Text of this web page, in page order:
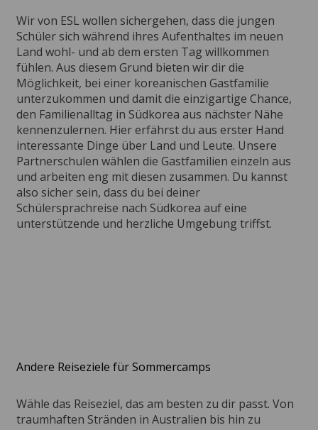
Wir von ESL wollen sichergehen, dass die jungen
Schüler sich während ihres Aufenthaltes im neuen
Land wohl- und ab dem ersten Tag willkommen
fühlen. Aus diesem Grund bieten wir dir die
Möglichkeit, bei einer koreanischen Gastfamilie
unterzukommen und damit die einzigartige Chance,
den Familienalltag in Südkorea aus nächster Nähe
kennenzulernen. Hier erfährst du aus erster Hand
interessante Dinge über Land und Leute. Unsere
Partnerschulen wählen die Gastfamilien einzeln aus
und arbeiten eng mit diesen zusammen. Du kannst
also sicher sein, dass du bei deiner
Schülersprachreise nach Südkorea auf eine
unterstützende und herzliche Umgebung triffst.
Andere Reiseziele für Sommercamps
Wähle das Reiseziel, das am besten zu dir passt. Von
traumhaften Stränden in Australien bis hin zu